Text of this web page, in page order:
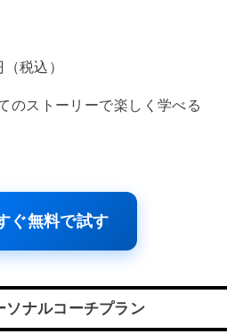
税込）
のストーリーで楽しく学べる
ぐ無料で試す
ソナルコーチプラン